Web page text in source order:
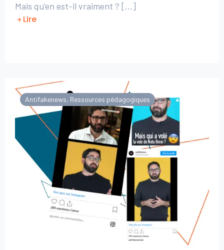
Mais qu'en est-il vraiment ? [...]
Lire
Antifakenews, Ressources pédagogiques